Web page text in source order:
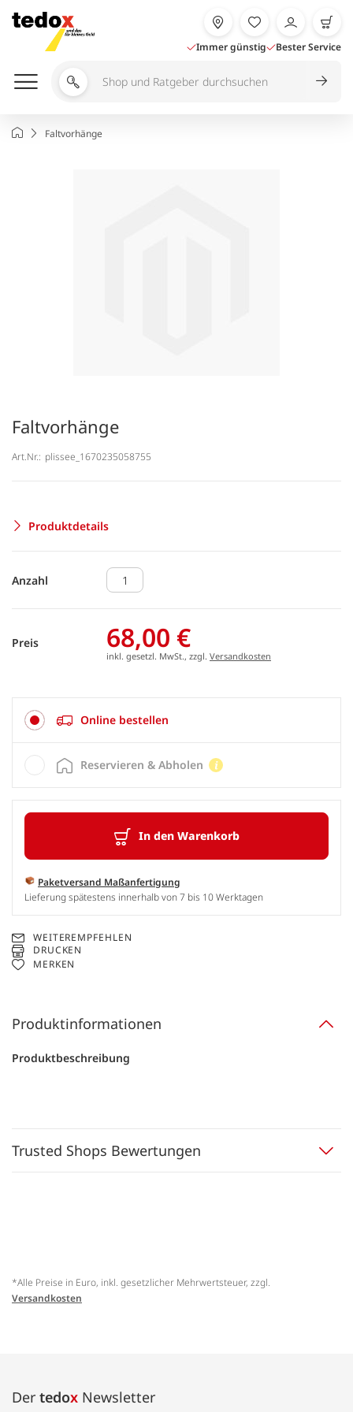
Inhalt
springen
Immer günstig Bester Service
Shop
durchsuchen
StartseiteFaltvorhänge
Faltvorhänge
Art.Nr.: plissee_1670235058755
Produktdetails
Anzahl
Preis 68,00 €
inkl. gesetzl. MwSt., zzgl. Versandkosten
Online bestellen
In den Warenkorb
Paketversand Maßanfertigung
Lieferung spätestens innerhalb von 7 bis 10 Werktagen
Reservieren & Abholen
WEITEREMPFEHLEN
DRUCKEN
MERKEN
Produktinformationen
Produktbeschreibung
Trusted Shops Bewertungen
*Alle Preise in Euro, inkl. gesetzlicher Mehrwertsteuer, zzgl.
Versandkosten
Der tedox Newsletter